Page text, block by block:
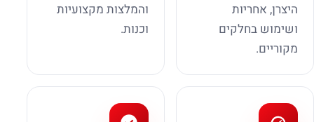
היצרן, אחריות
ושימוש בחלקים
מקוריים.
והמלצות מקצועיות
וכנות.